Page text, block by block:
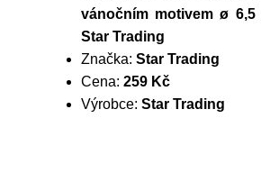
vánočním motivem ø
Star Trading
Značka: Star Trading
Cena: 259 Kč
Výrobce: Star Trading